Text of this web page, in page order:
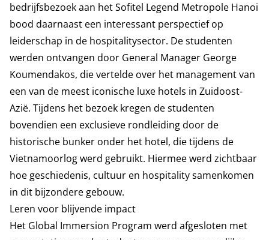
bedrijfsbezoek aan het Sofitel Legend Metropole Hanoi
bood daarnaast een interessant perspectief op
leiderschap in de hospitalitysector. De studenten
werden ontvangen door General Manager George
Koumendakos, die vertelde over het management van
een van de meest iconische luxe hotels in Zuidoost-
Azië. Tijdens het bezoek kregen de studenten
bovendien een exclusieve rondleiding door de
historische bunker onder het hotel, die tijdens de
Vietnamoorlog werd gebruikt. Hiermee werd zichtbaar
hoe geschiedenis, cultuur en hospitality samenkomen
in dit bijzondere gebouw.
Leren voor blijvende impact
Het Global Immersion Program werd afgesloten met